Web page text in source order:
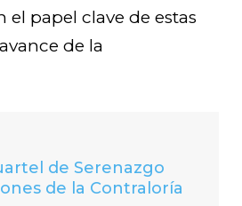
el papel clave de estas
de la
de Serenazgo
de la Contraloría